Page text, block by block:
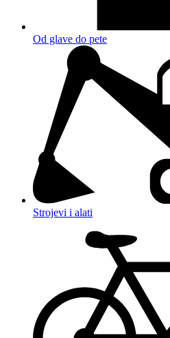
Od glave do pete
Strojevi i alati